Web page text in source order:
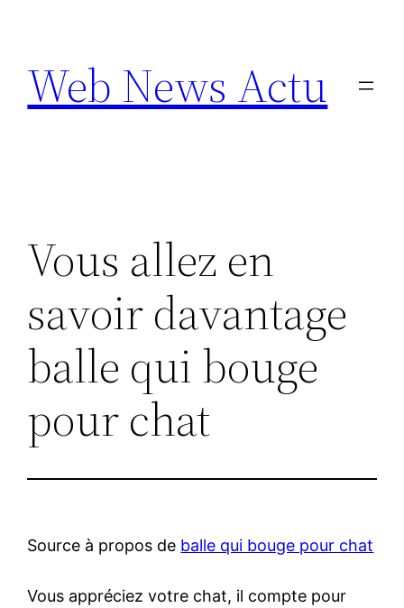
contenu
Web News Actu
Vous allez en
savoir davantage
balle qui bouge
pour chat
Source à propos de balle qui bouge pour chat
Vous appréciez votre chat, il compte pour